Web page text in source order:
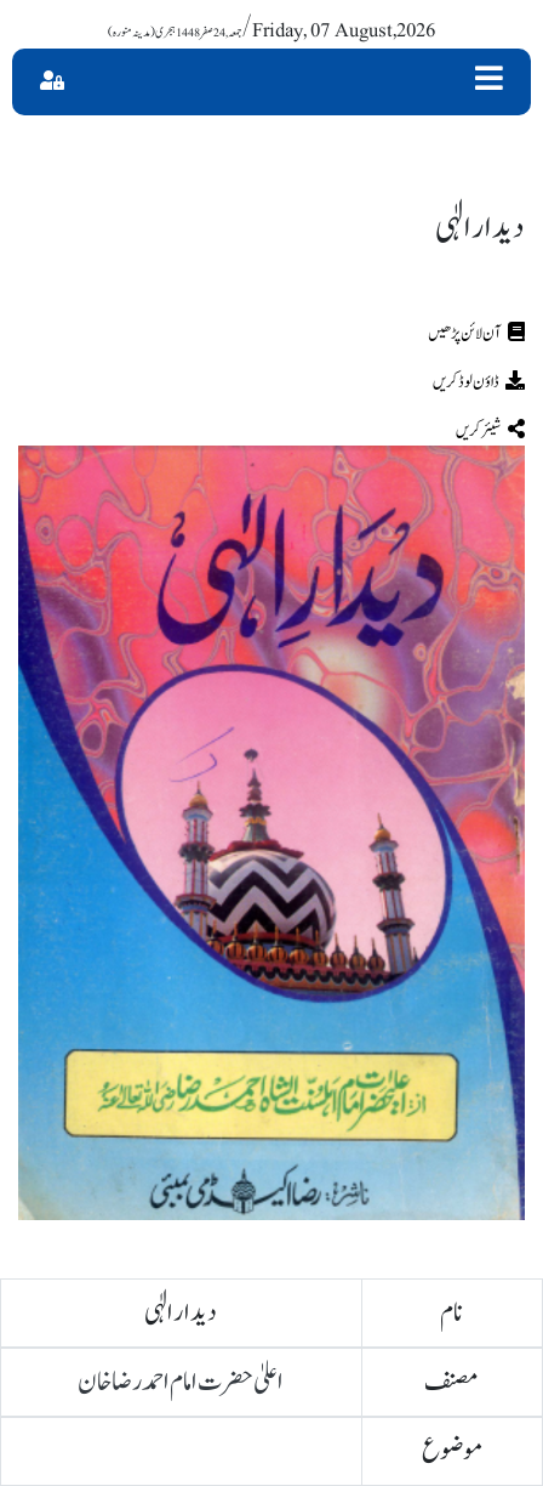
جمعہ , 24 صفر 1448 ہجری (مدینہ منورہ)/ Friday, 07 August,2026
دیدار الٰہی
ڈاؤن لوڈ کریں
شیئر کریں
دیدار الٰہی
نام
اعلیٰ حضرت امام احمد رضا خان
مصنف
موضوع